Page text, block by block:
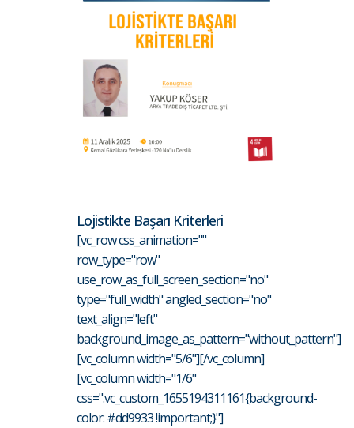
Lojistikte Başarı Kriterleri
[vc_row css_animation=""
row_type="row"
use_row_as_full_screen_section="no"
type="full_width" angled_section="no"
text_align="left"
background_image_as_pattern="without_pattern"]
[vc_column width="5/6"][/vc_column]
[vc_column width="1/6"
css=".vc_custom_1655194311161{background-
color: #dd9933 !important;}"]